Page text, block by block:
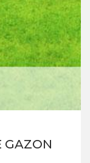
GAZON